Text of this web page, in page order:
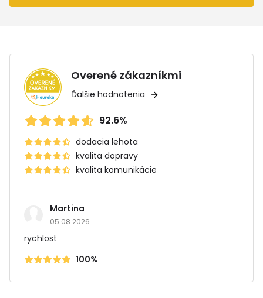
Overené zákazníkmi
Ďalšie hodnotenia
92.6%
dodacia lehota
kvalita dopravy
kvalita komunikácie
Martina
05.08.2026
rychlost
100%